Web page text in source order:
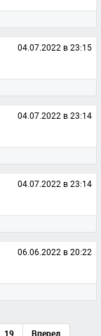
04.07.2022 в 23:15
04.07.2022 в 23:14
04.07.2022 в 23:14
06.06.2022 в 20:22
19 Вперед